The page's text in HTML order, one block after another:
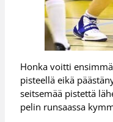
Honka voitti
pisteellä eikä
seitsemää pistettä
pelin runsaassa